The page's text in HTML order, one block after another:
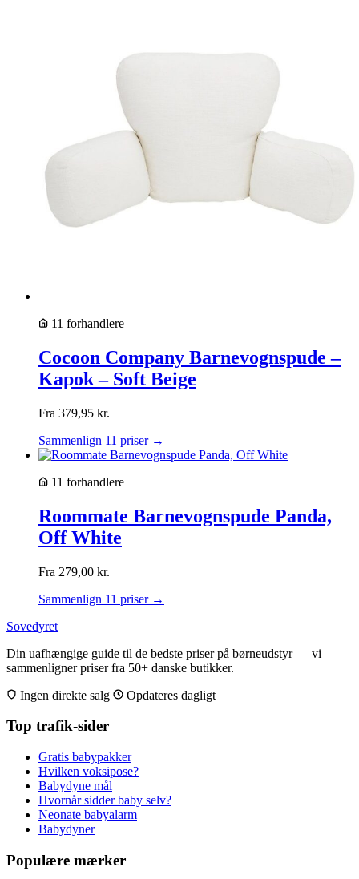
11 forhandlere
Cocoon Company Barnevognspude –
Kapok – Soft Beige
Fra 379,95 kr.
Sammenlign 11 priser →
11 forhandlere
Roommate Barnevognspude Panda,
Off White
Fra 279,00 kr.
Sammenlign 11 priser →
Sovedyret
Din uafhængige guide til de bedste priser på børneudstyr — vi
sammenligner priser fra 50+ danske butikker.
Ingen direkte salg
Opdateres dagligt
Top trafik-sider
Gratis babypakker
Hvilken voksipose?
Babydyne mål
Hvornår sidder baby selv?
Neonate babyalarm
Babydyner
Populære mærker